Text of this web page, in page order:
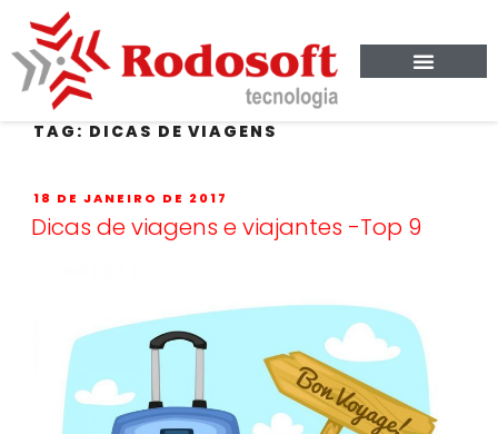
TAG: DICAS DE VIAGENS
18 DE JANEIRO DE 2017
Dicas de viagens e viajantes -Top 9